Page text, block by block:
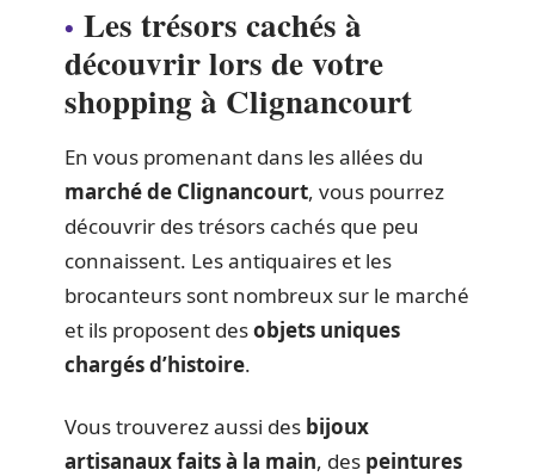
Les trésors cachés à
découvrir lors de votre
shopping à Clignancourt
En vous promenant dans les allées du
marché de Clignancourt, vous pourrez
découvrir des trésors cachés que peu
connaissent. Les antiquaires et les
brocanteurs sont nombreux sur le marché
et ils proposent desobjets uniques
chargés d’histoire.
Vous trouverez aussi des bijoux
artisanaux faits à la main, des peintures